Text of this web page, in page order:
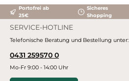
Portofrei ab
25€
Sicheres
Shopping
SERVICE-HOTLINE
Telefonische Beratung und Bestellung unter:
0431 259570 0
Mo-Fr 9:00 - 14:00 Uhr